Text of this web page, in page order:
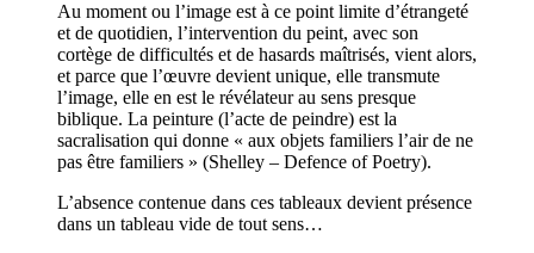
Au moment ou l’image est à ce point limite d’étrangeté
et de quotidien, l’intervention du peint, avec son
cortège de difficultés et de hasards maîtrisés, vient alors,
et parce que l’œuvre devient unique, elle transmute
l’image, elle en est le révélateur au sens presque
biblique. La peinture (l’acte de peindre) est la
sacralisation qui donne « aux objets familiers l’air de ne
pas être familiers » (Shelley – Defence of Poetry).
L’absence contenue dans ces tableaux devient présence
dans un tableau vide de tout sens…